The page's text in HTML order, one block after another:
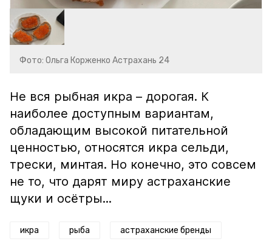
Фото: Ольга Корженко Астрахань 24
Не вся рыбная икра – дорогая. К
наиболее доступным вариантам,
обладающим высокой питательной
ценностью, относятся икра сельди,
трески, минтая. Но конечно, это совсем
не то, что дарят миру астраханские
щуки и осётры...
икра рыба астраханские бренды